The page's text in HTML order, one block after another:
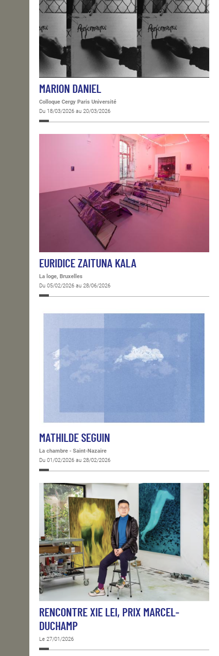
MARION DANIEL
Colloque Cergy Paris Université
Du 18/03/2026 au 20/03/2026
EURIDICE ZAITUNA KALA
La loge, Bruxelles
Du 05/02/2026 au 28/06/2026
MATHILDE SEGUIN
La chambre - Saint-Nazaire
Du 01/02/2026 au 28/02/2026
RENCONTRE XIE LEI, PRIX MARCEL-
DUCHAMP
Le 27/01/2026